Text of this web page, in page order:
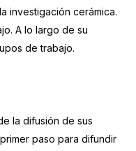
investigación cerámica.
A lo largo de su
de trabajo.
la difusión de sus
paso para difundir